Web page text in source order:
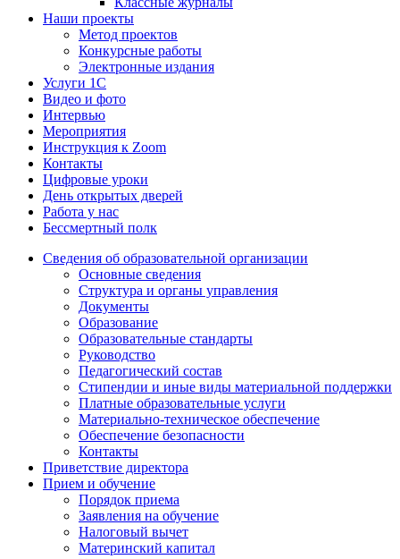
Наши проекты
Метод проектов
Конкурсные работы
Электронные издания
Услуги 1C
Видео и фото
Интервью
Мероприятия
Инструкция к Zoom
Контакты
Цифровые уроки
День открытых дверей
Работа у нас
Бессмертный полк
Сведения об образовательной организации
Основные сведения
Структура и органы управления
Документы
Образование
Образовательные стандарты
Руководство
Педагогический состав
Стипендии и иные виды материальной поддержки
Платные образовательные услуги
Материально-техническое обеспечение
Обеспечение безопасности
Контакты
Приветствие директора
Прием и обучение
Порядок приема
Заявления на обучение
Налоговый вычет
Материнский капитал